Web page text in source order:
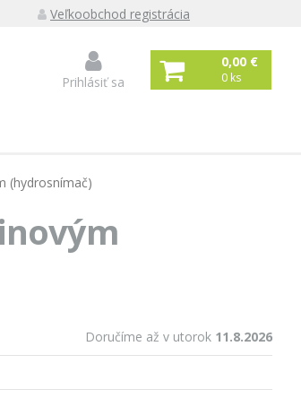
Veľkoobchod registrácia
Prihlásiť sa
0,00 €
0 ks
(hydrosnímač)
Doručíme až v utorok 11.8.2026